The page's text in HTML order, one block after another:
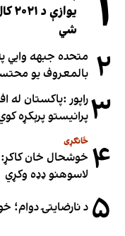
۱
شي
۲ متحده جبهه وايي
بالمعروف یو
۳راپور :پاکستان له
پرانیستو پرېکړه
۴ ځانګړی
خوشحال خان کاکړ:
لاسوهنو ډډه وکړي
۵ د نارضایتۍ دوام؛